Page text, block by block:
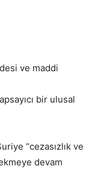
ve maddi
bir ulusal
“cezasızlık ve
devam